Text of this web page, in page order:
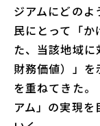
ジアムにどのよ
民にとって「
た、当該地域に
財務価値）」を
を重ねてきた。
アム」の実現